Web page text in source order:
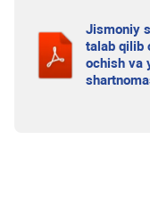
Jismoniy
talab qilib
ochish va